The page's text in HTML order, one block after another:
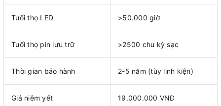
Tuổi thọ LED >50.000 giờ
Tuổi thọ pin lưu trữ >2500 chu kỳ sạc
Thời gian bảo hành 2-5 năm (tùy linh kiện)
Giá niêm yết 19.000.000 VNĐ